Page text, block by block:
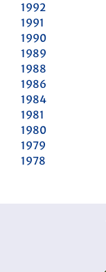
1992
1991
1990
1989
1988
1986
1984
1981
1980
1979
1978